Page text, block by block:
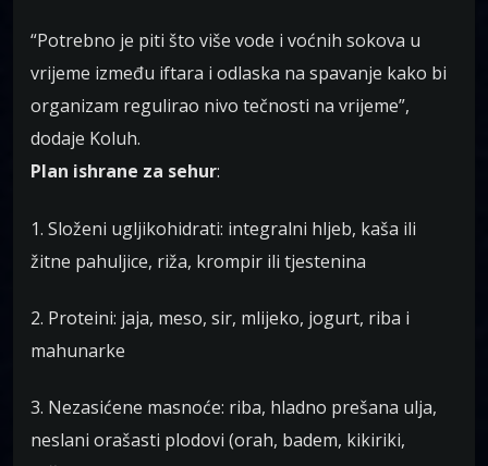
“Potrebno je piti što više vode i voćnih sokova u
vrijeme između iftara i odlaska na spavanje kako bi
organizam regulirao nivo tečnosti na vrijeme”,
dodaje Koluh.
Plan ishrane za sehur:
1. Složeni ugljikohidrati: integralni hljeb, kaša ili
žitne pahuljice, riža, krompir ili tjestenina
2. Proteini: jaja, meso, sir, mlijeko, jogurt, riba i
mahunarke
3. Nezasićene masnoće: riba, hladno prešana ulja,
neslani orašasti plodovi (orah, badem, kikiriki,